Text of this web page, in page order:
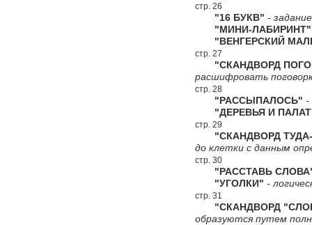
стр. 26
"16 БУКВ" -
"МИНИ-ЛАБИРИНТ"
"ВЕНГЕРСКИЙ
стр. 27
"СКАНДВОРД
расшифровать
стр. 28
"РАССЫПАЛОСЬ" -
"ДЕРЕВЬЯ И
стр. 29
"СКАНДВОРД
до клетки с данным
стр. 30
"РАССТАВЬ
"УГОЛКИ" -
стр. 31
"СКАНДВОРД
образуются путем